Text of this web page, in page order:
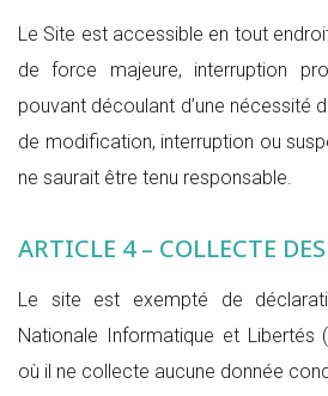
Le Site est accessible en tout
de force majeure, interruption
pouvant découlant d’une nécessité
de modification, interruption ou
ne saurait être tenu responsable.
ARTICLE 4 – COLLECTE
Le site est exempté de
Nationale Informatique et Libertés
où il ne collecte aucune donnée